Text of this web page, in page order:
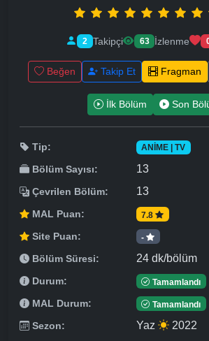
2 Takipçi 63 İzlenme
Beğen Takip Et Fragman
İlk Bölüm Son
Tip: ANIME | TV
Bölüm Sayısı: 13
Çevrilen Bölüm: 13
MAL Puan: 7.8
Site Puan: -
Bölüm Süresi: 24 dk/bölüm
Durum: Tamamlandı
MAL Durum: Tamamlandı
Sezon: Yaz 2022